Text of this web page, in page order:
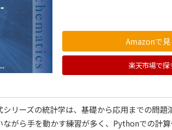
Amazonで見
楽天市場で探
シリーズの統計学は、基礎から応用までの問
ながら手を動かす練習が多く、Pythonでの計